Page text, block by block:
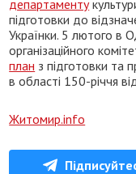
департаменту
підготовки до
Українки. 5 лютого в
організаційного
план з підготовки та
в області 150-річчя
Житомир.info